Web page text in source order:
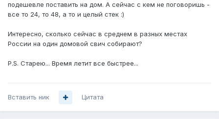
подешевле поставить на дом. А сейчас с кем не поговоришь -
все то 24, то 48, а то и целый стек :)
Интересно, сколько сейчас в среднем в разных местах
России на один домовой свич собирают?
P.S. Старею... Время летит все быстрее...
Вставить ник Цитата